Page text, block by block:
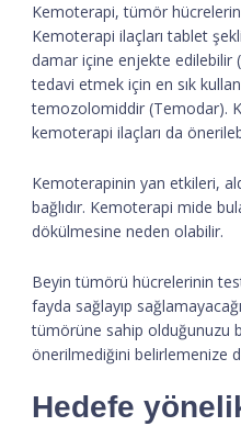
Kemoterapi, tümör
Kemoterapi ilaçları tablet
damar içine enjekte
tedavi etmek için en sık
temozolomiddir (Temodar).
kemoterapi ilaçları da
Kemoterapinin yan etkileri,
bağlıdır. Kemoterapi mide
dökülmesine neden olabilir.
Beyin tümörü hücrelerinin
fayda sağlayıp
tümörüne sahip olduğunuzu
önerilmediğini belirlemenize
Hedefe